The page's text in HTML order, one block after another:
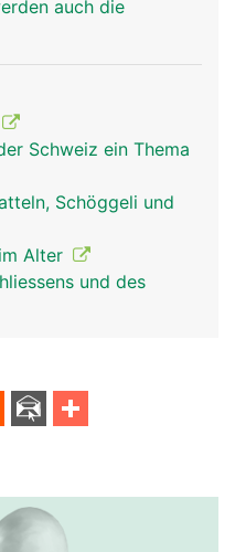
eine Art
sorgt unter
Abwehrzellen
sammeln.
oder die
einer Infektion
mann
auch die
Schweiz ein Thema
Schöggeli und
Alter
und des